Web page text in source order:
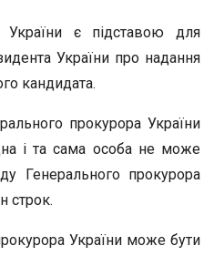
України є підставою для
України про надання
кандидата.
прокурора України
і та сама особа не може
Генерального прокурора
строк.
України може бути